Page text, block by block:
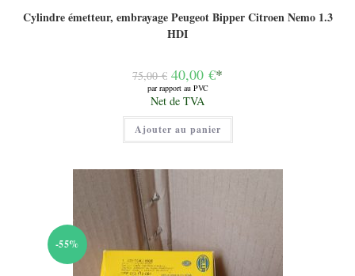
Cylindre émetteur, embrayage Peugeot Bipper Citroen Nemo 1.3
HDI
75,00€ Le
prix
initial
était :
75,00 €.
40,00 €*
par rapport au PVC
Le
prix
actuel
est :
40,00 €.
Net de TVA
Ajouter au panier
-55%